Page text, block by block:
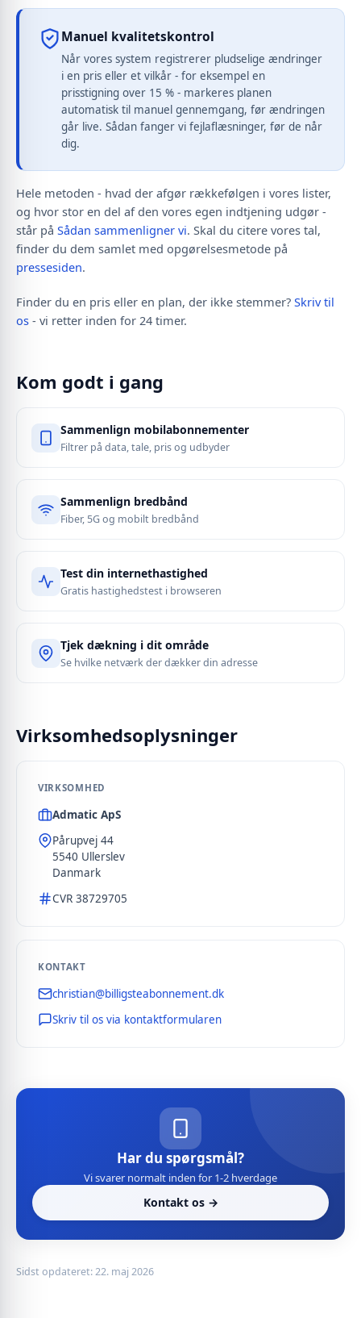
Manuel kvalitetskontrol
Når vores system registrerer pludselige ændringer
i en pris eller et vilkår - for eksempel en
prisstigning over 15 % - markeres planen
automatisk til manuel gennemgang, før ændringen
går live. Sådan fanger vi fejlaflæsninger, før de når
dig.
Hele metoden - hvad der afgør rækkefølgen i vores lister,
og hvor stor en del af den vores egen indtjening udgør -
står på Sådan sammenligner vi. Skal du citere vores tal,
finder du dem samlet med opgørelsesmetode på
pressesiden.
Finder du en pris eller en plan, der ikke stemmer? Skriv til
os - vi retter inden for 24 timer.
Kom godt i gang
Sammenlign mobilabonnementer
Filtrer på data, tale, pris og udbyder
Sammenlign bredbånd
Fiber, 5G og mobilt bredbånd
Test din internethastighed
Gratis hastighedstest i browseren
Tjek dækning i dit område
Se hvilke netværk der dækker din adresse
Virksomhedsoplysninger
VIRKSOMHED
Admatic ApS
Pårupvej 44
5540 Ullerslev
Danmark
CVR 38729705
KONTAKT
christian@billigsteabonnement.dk
Skriv til os via kontaktformularen
Har du spørgsmål?
Vi svarer normalt inden for 1-2 hverdage
Kontakt os →
Sidst opdateret: 22. maj 2026